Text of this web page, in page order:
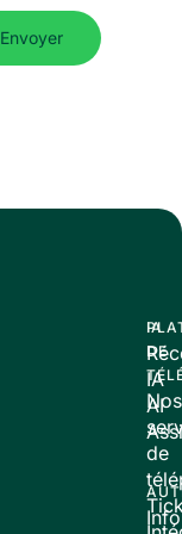
Envoyer
DE
Nos
de
IA
IA
AI